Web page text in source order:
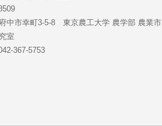
中市幸町3-5-8 東京農工大学 農学部 農業市
室
367-5753